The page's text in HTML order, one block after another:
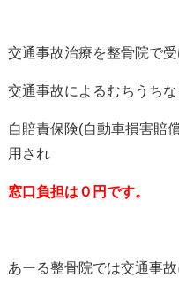
交通事故治療を整骨院で
交通事故によるむちうち
自賠責保険(自動車損害賠
用され
窓口負担は０円です。
あーる整骨院では交通事